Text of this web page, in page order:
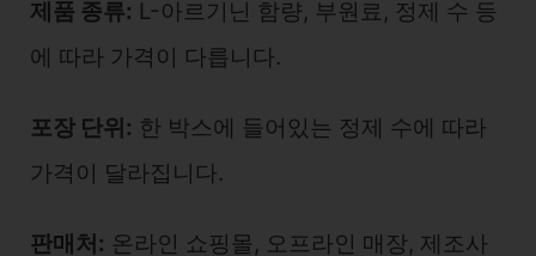
제품 종류: L-아르기닌 함량, 부원료, 정제 수 등
에 따라 가격이 다릅니다.
포장 단위: 한 박스에 들어있는 정제 수에 따라
가격이 달라집니다.
판매처: 온라인 쇼핑몰, 오프라인 매장, 제조사